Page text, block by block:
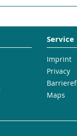
Service
Imprint
Privacy
Maps